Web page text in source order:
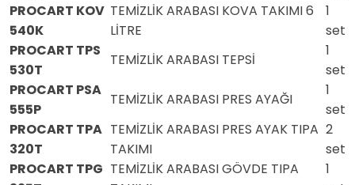
PROCART KOV
540K
TEMİZLİK ARABASI KOVA TAKIMI 6
LİTRE
1
set
PROCART TPS
530T
TEMİZLİK ARABASI TEPSİ
1
set
PROCART PSA
555P
TEMİZLİK ARABASI PRES AYAĞI
1
set
PROCART TPA
320T
TEMİZLİK ARABASI PRES AYAK TIPA
TAKIMI
2
set
PROCART TPG TEMİZLİK ARABASI GÖVDE TIPA
1